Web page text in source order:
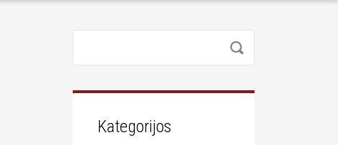
Kategorijos